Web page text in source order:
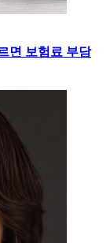
면 보험료 부담